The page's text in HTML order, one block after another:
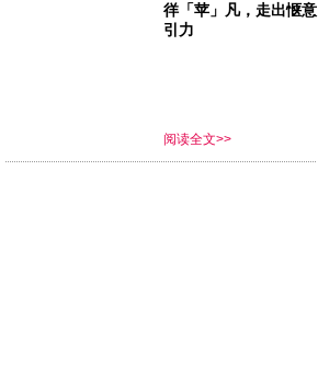
徉「苹」凡，走出惬意
引力
阅读全文>>